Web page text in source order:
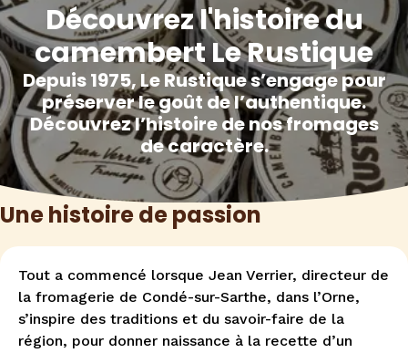
Découvrez l'histoire du
camembert Le Rustique
Depuis 1975, Le Rustique s’engage pour
préserver le goût de l’authentique.
Découvrez l’histoire de nos fromages
de caractère.
Une histoire de passion
Tout a commencé lorsque Jean Verrier, directeur de
la fromagerie de Condé-sur-Sarthe, dans l’Orne,
s’inspire des traditions et du savoir-faire de la
région, pour donner naissance à la recette d’un